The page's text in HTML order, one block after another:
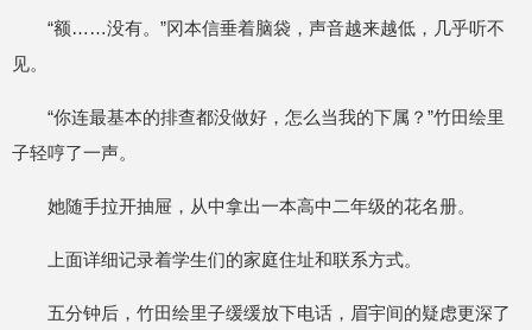
“额……没有。”冈本信垂着脑袋，声音越来越低，几乎听不
见。
“你连最基本的排查都没做好，怎么当我的下属？”竹田绘里
子轻哼了一声。
她随手拉开抽屉，从中拿出一本高中二年级的花名册。
上面详细记录着学生们的家庭住址和联系方式。
五分钟后，竹田绘里子缓缓放下电话，眉宇间的疑虑更深了